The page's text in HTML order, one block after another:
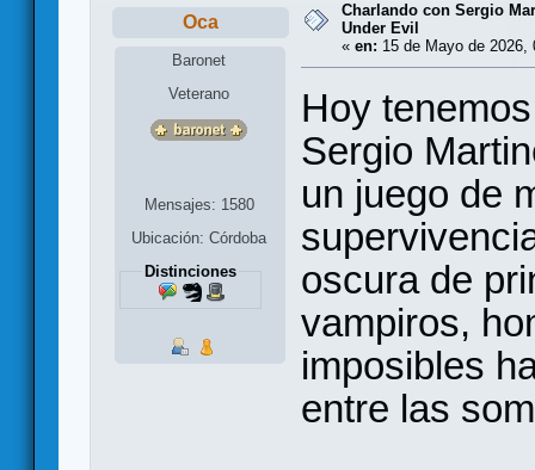
Oca
Baronet
Veterano
Mensajes: 1580
Ubicación: Córdoba
Distinciones
Charlando con Sergio
Under Evil
« en: 15 de Mayo de 2026,
Hoy
Sergio
un juego de
oscura de
vampiros,
imposibles
entre las